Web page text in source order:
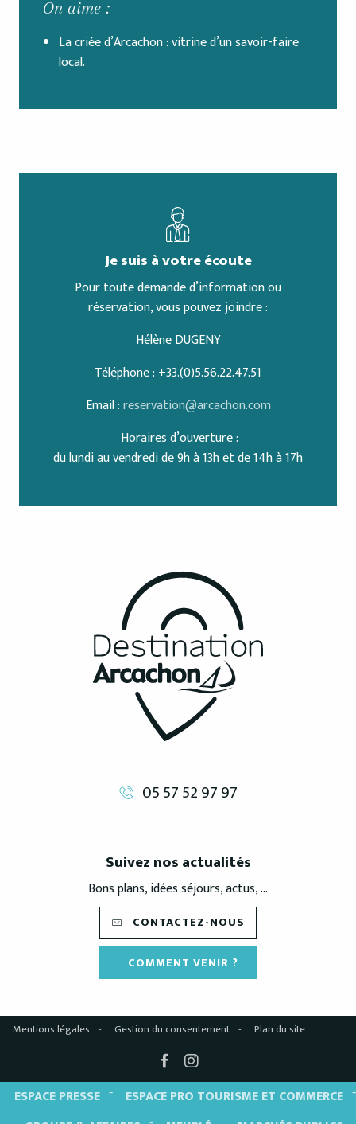
On aime :
La criée d’Arcachon : vitrine d’un savoir-faire
local.
Je suis à votre écoute
Pour toute demande d’information ou
réservation, vous pouvez joindre :
Hélène DUGENY
Téléphone : +33.(0)5.56.22.47.51
Email :reservation@arcachon.com
Horaires d’ouverture :
du lundi au vendredi de 9h à 13h et de 14h à 17h
05 57 52 97 97
Suivez nos actualités
Bons plans, idées séjours, actus, ...
CONTACTEZ-NOUS
COMMENT VENIR ?
Mentions légales Gestion du consentement Plan du site
ESPACE PRESSE
ESPACE PRO TOURISME ET COMMERCE